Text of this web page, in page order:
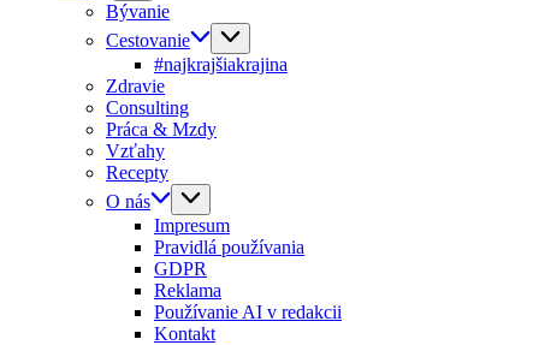
Bývanie
Cestovanie
#najkrajšiakrajina
Zdravie
Consulting
Práca & Mzdy
Vzťahy
Recepty
O nás
Impresum
Pravidlá používania
GDPR
Reklama
Používanie AI v redakcii
Kontakt